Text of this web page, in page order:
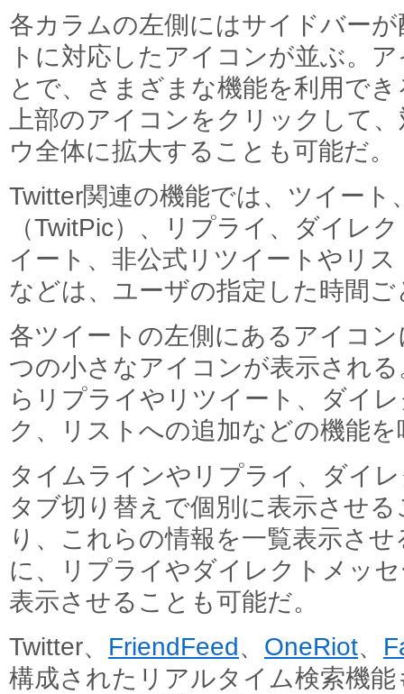
各カラムの左側にはサイドバー
トに対応したアイコンが並ぶ。
とで、さまざまな機能を利用で
上部のアイコンをクリックして
ウ全体に拡大することも可能だ。
Twitter関連の機能では、ツイー
（TwitPic）、リプライ、ダイレ
イート、非公式リツイートやリ
などは、ユーザの指定した時間
各ツイートの左側にあるアイコ
つの小さなアイコンが表示され
らリプライやリツイート、ダイ
ク、リストへの追加などの機能
タイムラインやリプライ、ダイ
タブ切り替えで個別に表示させ
り、これらの情報を一覧表示さ
に、リプライやダイレクトメッ
表示させることも可能だ。
Twitter、 FriendFeed、 OneRiot、
構成されたリアルタイム検索機